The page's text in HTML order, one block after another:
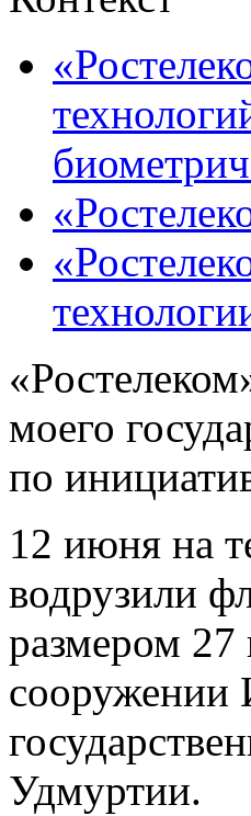
моего
по
12 июня на
водрузили
размером 27
сооружении
Удмуртии.